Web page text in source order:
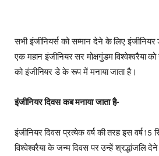
सभी इंजीनियर्स को सम्मान देने के लिए
एक महान इंजीनियर सर मोक्षगुंडम विश्वेश्वरैया
को इंजीनियर डे के रूप में मनाया जाता है।
इंजीनियर दिवस कब मनाया जाता है-
इंजीनियर दिवस प्रत्येक वर्ष की तरह इस वर्ष 15
विश्वेश्वरैया के जन्म दिवस पर उन्हें श्रद्धांजलि